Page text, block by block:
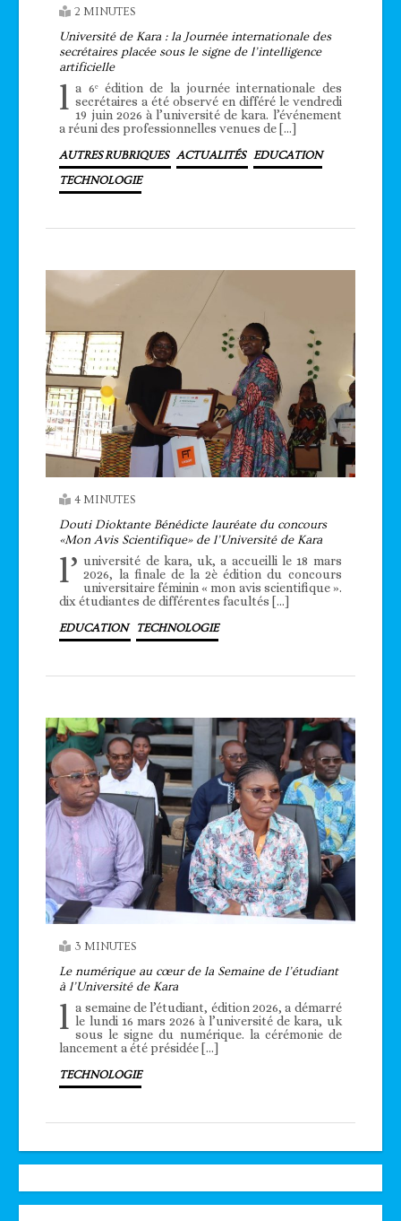
2 MINUTES
Université de Kara : la Journée internationale des
secrétaires placée sous le signe de l’intelligence
artificielle
l a 6ᵉ édition de la journée internationale des
secrétaires a été observé en différé le vendredi
19 juin 2026 à l’université de kara. l’événement
a réuni des professionnelles venues de […]
AUTRES RUBRIQUES ACTUALITÉS EDUCATION
TECHNOLOGIE
4 MINUTES
Douti Dioktante Bénédicte lauréate du concours
«Mon Avis Scientifique» de l’Université de Kara
l’ université de kara, uk, a accueilli le 18 mars
2026, la finale de la 2è édition du concours
universitaire féminin « mon avis scientifique ».
dix étudiantes de différentes facultés […]
EDUCATION TECHNOLOGIE
3 MINUTES
Le numérique au cœur de la Semaine de l’étudiant
à l’Université de Kara
l a semaine de l’étudiant, édition 2026, a démarré
le lundi 16 mars 2026 à l’université de kara, uk
sous le signe du numérique. la cérémonie de
lancement a été présidée […]
TECHNOLOGIE